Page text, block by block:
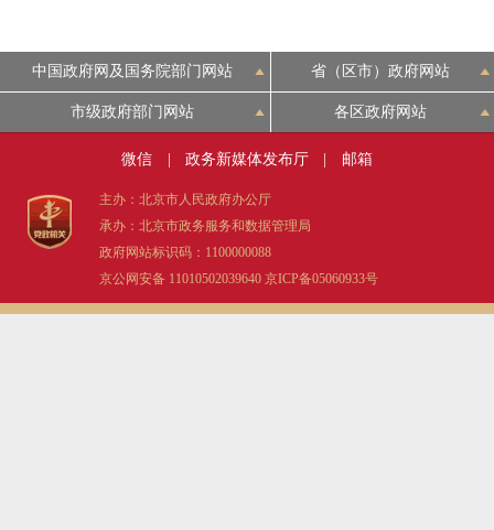
中国政府网及国务院部门网站 省（区市）政府网站
市级政府部门网站 各区政府网站
微信 政务新媒体发布厅 邮箱
主办：北京市人民政府办公厅
承办：北京市政务服务和数据管理局
政府网站标识码：1100000088
京公网安备 11010502039640 京ICP备05060933号